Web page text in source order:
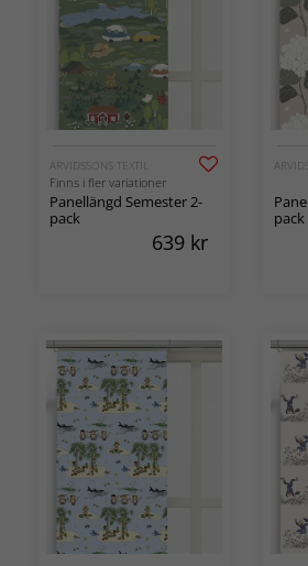
ARVIDSSONS TEXTIL
Finns i fler variationer
Panellängd Semester 2-
pack
639 kr
pack